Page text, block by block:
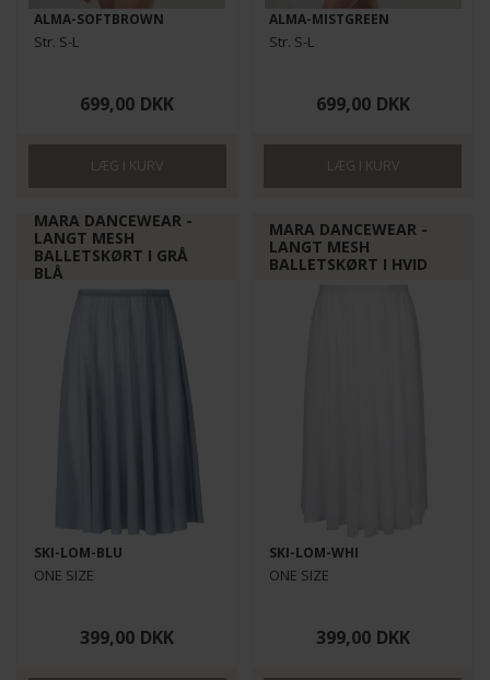
ALMA-SOFTBROWN
Str. S-L
699,00 DKK
ALMA-MISTGREEN
Str. S-L
699,00 DKK
MARA DANCEWEAR -
LANGT MESH
BALLETSKØRT I GRÅ
BLÅ
SKI-LOM-BLU
ONE SIZE
399,00 DKK
MARA DANCEWEAR -
LANGT MESH
BALLETSKØRT I HVID
SKI-LOM-WHI
ONE SIZE
399,00 DKK